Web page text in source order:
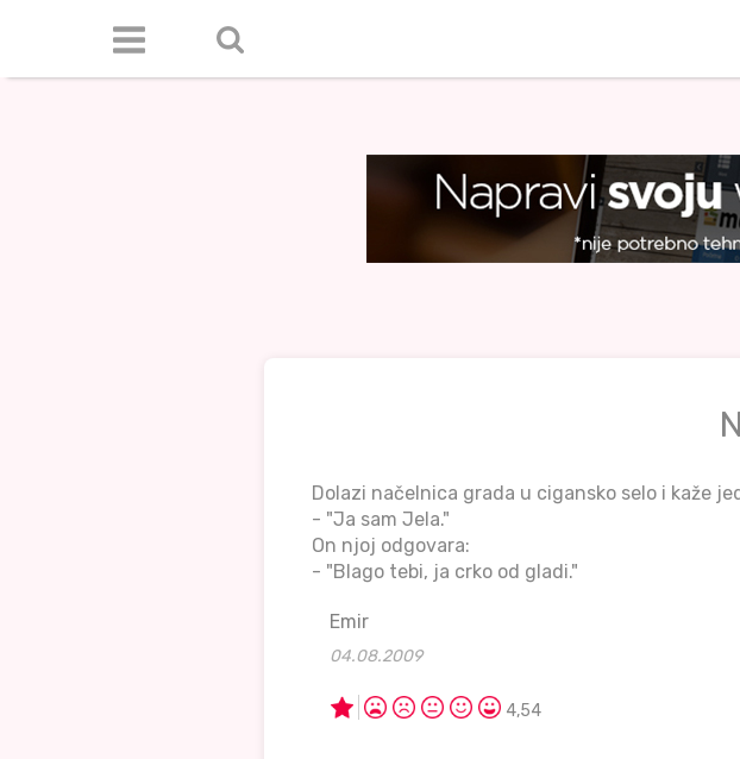
Dolazi načelnica grada u cigansko selo i kaže
- "Ja sam Jela."
On njoj odgovara:
- "Blago tebi, ja crko od gladi."
Emir
04.08.2009
4,54